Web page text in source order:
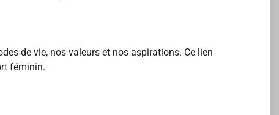
de vie, nos valeurs et nos aspirations. Ce lien
féminin.